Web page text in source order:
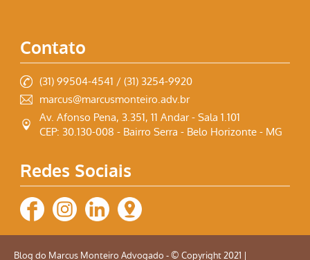
Contato
(31) 99504-4541 / (31) 3254-9920
marcus@marcusmonteiro.adv.br
Av. Afonso Pena, 3.351, 11 Andar - Sala 1.101
CEP: 30.130-008 - Bairro Serra - Belo Horizonte - MG
Redes Sociais
Blog do Marcus Monteiro Advogado - © Copyright 2021 |